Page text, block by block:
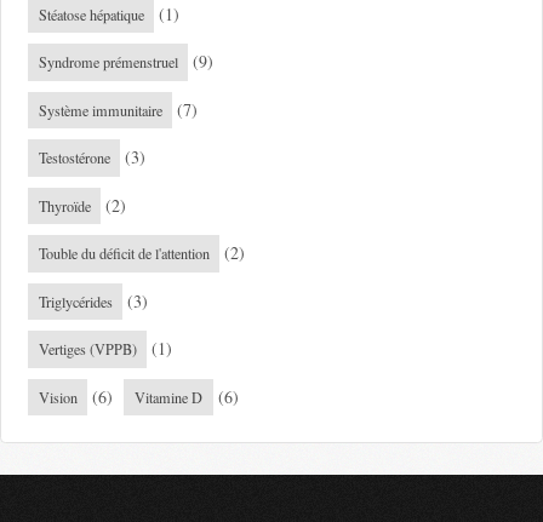
Stéatose hépatique (1)
Syndrome prémenstruel (9)
Système immunitaire (7)
Testostérone (3)
Thyroïde (2)
Touble du déficit de l'attention (2)
Triglycérides (3)
Vertiges (VPPB) (1)
Vision (6) Vitamine D (6)